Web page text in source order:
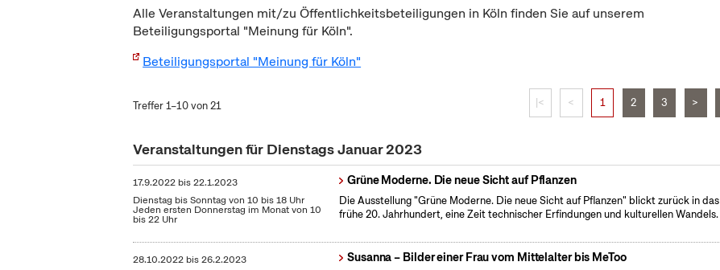
Alle Veranstaltungen mit/zu Öffentlichkeitsbeteiligungen in Köln finden Sie auf unserem
Beteiligungsportal "Meinung für Köln".
Beteiligungsportal "Meinung für Köln"
Treffer 1–10 von 21 |< < 1 2 3 >
Veranstaltungen für Dienstags Januar 2023
17.9.2022 bis22.1.2023
Dienstag bis Sonntag von 10 bis 18 Uhr
Jeden ersten Donnerstag im Monat von 10
bis 22 Uhr
Grüne Moderne. Die neue Sicht auf Pflanzen
Die Ausstellung "Grüne Moderne. Die neue Sicht auf Pflanzen" blickt zurück in das
frühe 20. Jahrhundert, eine Zeit technischer Erfindungen und kulturellen Wandels.
28.10.2022 bis26.2.2023
Susanna – Bilder einer Frau vom Mittelalter bis MeToo